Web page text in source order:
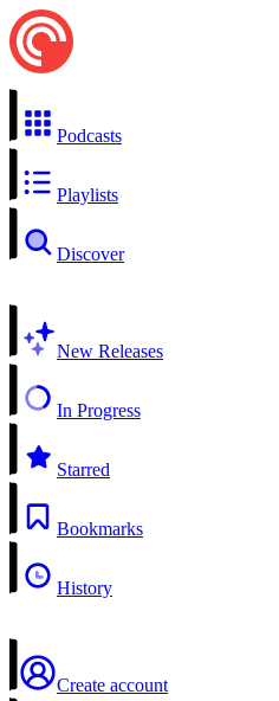
Podcasts
Playlists
Discover
New Releases
In Progress
Starred
Bookmarks
History
Create account